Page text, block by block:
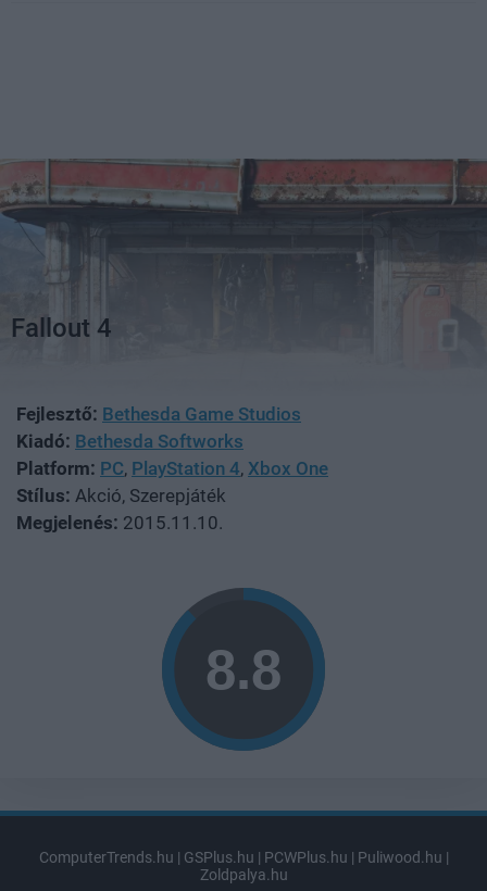
Fallout 4
Fejlesztő: Bethesda Game Studios
Kiadó: Bethesda Softworks
Platform: PC, PlayStation 4, Xbox One
Stílus: Akció, Szerepjáték
Megjelenés: 2015.11.10.
ComputerTrends.hu | GSPlus.hu | PCWPlus.hu | Puliwood.hu |
Zoldpalya.hu